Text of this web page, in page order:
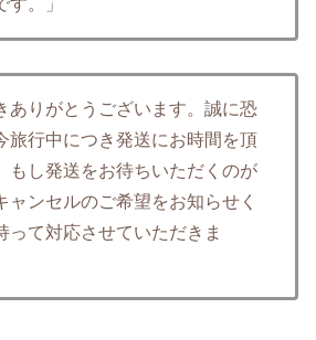
。」
ありがとうございます。誠に恐
旅行中につき発送にお時間を頂
もし発送をお待ちいただくのが
ャンセルのご希望をお知らせく
って対応させていただきま